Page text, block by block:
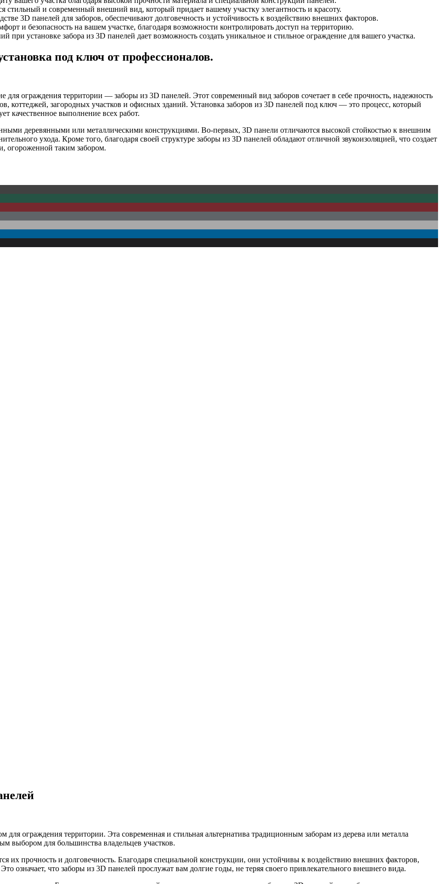
стильный и современный внешний вид, который придает вашему участку элегантность и красоту.
3D панелей для заборов, обеспечивают долговечность и устойчивость к воздействию внешних факторов.
и безопасность на вашем участке, благодаря возможности контролировать доступ на территорию.
установке забора из 3D панелей дает возможность создать уникальное и стильное ограждение для вашего участка.
под ключ от профессионалов.
для ограждения территории — заборы из 3D панелей. Этот современный вид заборов сочетает в себе прочность, надежность
коттеджей, загородных участков и офисных зданий. Установка заборов из 3D панелей под ключ — это процесс, который
качественное выполнение всех работ.
деревянными или металлическими конструкциями. Во-первых, 3D панели отличаются высокой стойкостью к внешним
ухода. Кроме того, благодаря своей структуре заборы из 3D панелей обладают отличной звукоизоляцией, что создает
огороженной таким забором.
ограждения территории. Эта современная и стильная альтернатива традиционным заборам из дерева или металла
выбором для большинства владельцев участков.
их прочность и долговечность. Благодаря специальной конструкции, они устойчивы к воздействию внешних факторов,
означает, что заборы из 3D панелей прослужат вам долгие годы, не теряя своего привлекательного внешнего вида.